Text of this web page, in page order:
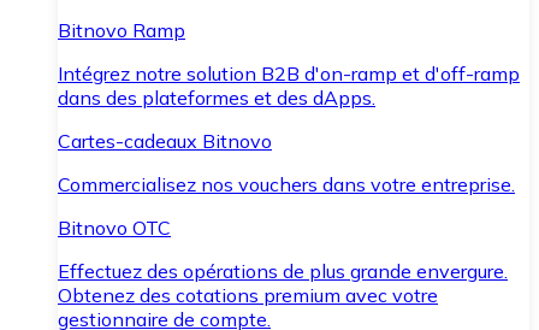
Bitnovo Ramp
Intégrez notre solution B2B d'on-ramp et d'off-ramp
dans des plateformes et des dApps.
Cartes-cadeaux Bitnovo
Commercialisez nos vouchers dans votre entreprise.
Bitnovo OTC
Effectuez des opérations de plus grande envergure.
Obtenez des cotations premium avec votre
gestionnaire de compte.